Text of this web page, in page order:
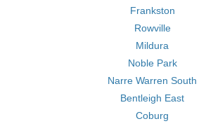
Frankston
Rowville
Mildura
Noble Park
Narre Warren South
Bentleigh East
Coburg